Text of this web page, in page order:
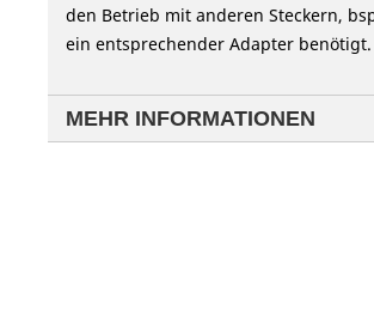
den Betrieb mit anderen Steckern,
ein entsprechender Adapter benötigt.
MEHR INFORMATIONEN